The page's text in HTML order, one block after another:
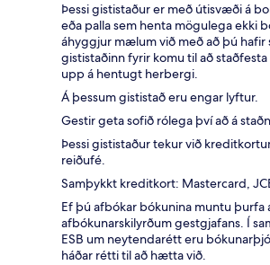
Þessi gististaður er með útisvæði á
eða palla sem henta mögulega ekki
áhyggjur mælum við með að þú hafir
gististaðinn fyrir komu til að
upp á hentugt herbergi.
Á þessum gististað eru engar lyftur.
Gestir geta sofið rólega því að á
Þessi gististaður tekur við
reiðufé.
Samþykkt kreditkort: Mastercard,
Ef þú afbókar bókunina muntu þurfa
afbókunarskilyrðum gestgjafans. Í
ESB um neytendarétt eru
háðar rétti til að hætta við.